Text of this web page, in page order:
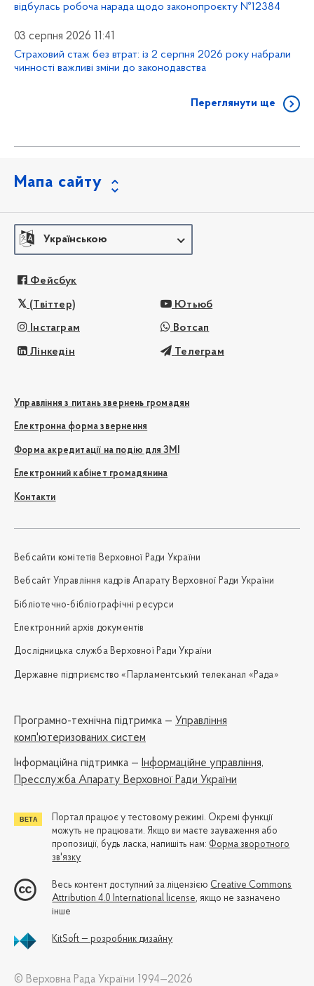
відбулась робоча нарада щодо законопроєкту №12384
03 серпня 2026 11:41
Страховий стаж без втрат: із 2 серпня 2026 року набрали
чинності важливі зміни до законодавства
Переглянути ще
Мапа сайту
Українською
Фейсбук
(Твіттер) Ютьюб
Інстаграм Вотсап
Лінкедін Телеграм
Управління з питань звернень громадян
Електронна форма звернення
Форма акредитації на подію для ЗМІ
Електронний кабінет громадянина
Контакти
Вебсайти комітетів Верховної Ради України
Вебсайт Управління кадрів Апарату Верховної Ради України
Бібліотечно-бібліографічні ресурси
Електронний архів документів
Дослідницька служба Верховної Ради України
Державне підприємство «Парламентський телеканал «Рада»
Програмно-технічна підтримка — Управління
комп'ютеризованих систем
Iнформаційна підтримка — Інформаційне управління,
Пресслужба Апарату Верховної Ради України
Портал працює у тестовому режимі. Окремі функції
можуть не працювати. Якщо ви маєте зауваження або
пропозиції, будь ласка, напишіть нам: Форма зворотного
зв'язку
Весь контент доступний за ліцензією Creative Commons
Attribution 4.0 International license, якщо не зазначено
інше
KitSoft — розробник дизайну
© Верховна Рада України 1994—2026